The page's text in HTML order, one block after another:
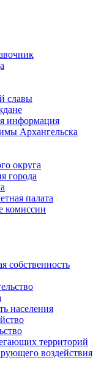
славы
информация
Архангельска
округа
города
палата
комиссии
собственность
населения
территорий
воздействия